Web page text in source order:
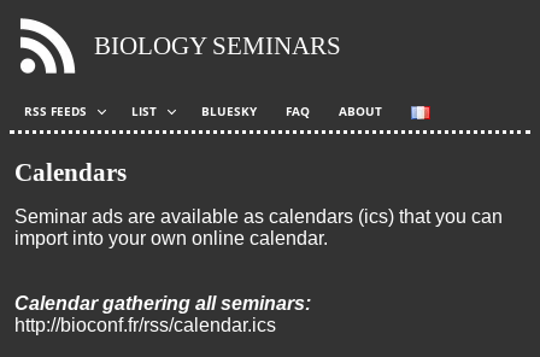
BIOLOGY SEMINARS
RSS FEEDS LIST BLUESKY FAQ ABOUT
Calendars
Seminar ads are available as calendars (ics) that you can
import into your own online calendar.
Calendar gathering all seminars:
http://bioconf.fr/rss/calendar.ics